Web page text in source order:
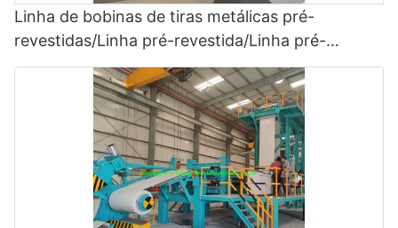
Linha de bobinas de tiras metálicas pré-
revestidas/Linha pré-revestida/Linha pré-
revestida colorida/ CCL - Linha pré-revestida